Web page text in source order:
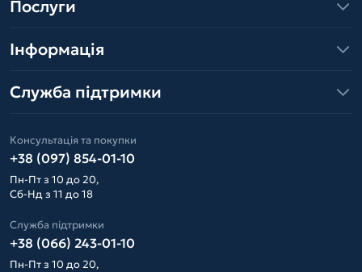
Послуги
Інформація
Служба підтримки
Консультація та покупки
+38 (097) 854-01-10
Пн-Пт з 10 до 20,
Сб-Нд з 11 до 18
Служба підтримки
+38 (066) 243-01-10
Пн-Пт з 10 до 20,